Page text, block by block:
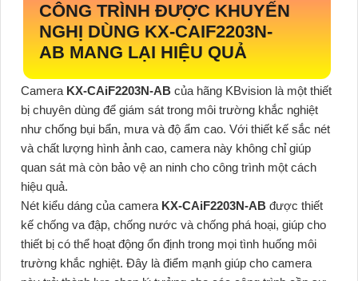
CÔNG TRÌNH ĐƯỢC KHUYẾN
NGHỊ DÙNG KX-CAIF2203N-
AB MANG LẠI HIỆU QUẢ
Camera KX-CAiF2203N-AB của hãng KBvision là một thiết
bị chuyên dùng để giám sát trong môi trường khắc nghiệt
như chống bụi bẩn, mưa và độ ẩm cao. Với thiết kế sắc nét
và chất lượng hình ảnh cao, camera này không chỉ giúp
quan sát mà còn bảo vệ an ninh cho công trình một cách
hiệu quả.
Nét kiểu dáng của camera KX-CAiF2203N-AB được thiết
kế chống va đập, chống nước và chống phá hoại, giúp cho
thiết bị có thể hoạt động ổn định trong mọi tình huống môi
trường khắc nghiệt. Đây là điểm mạnh giúp cho camera